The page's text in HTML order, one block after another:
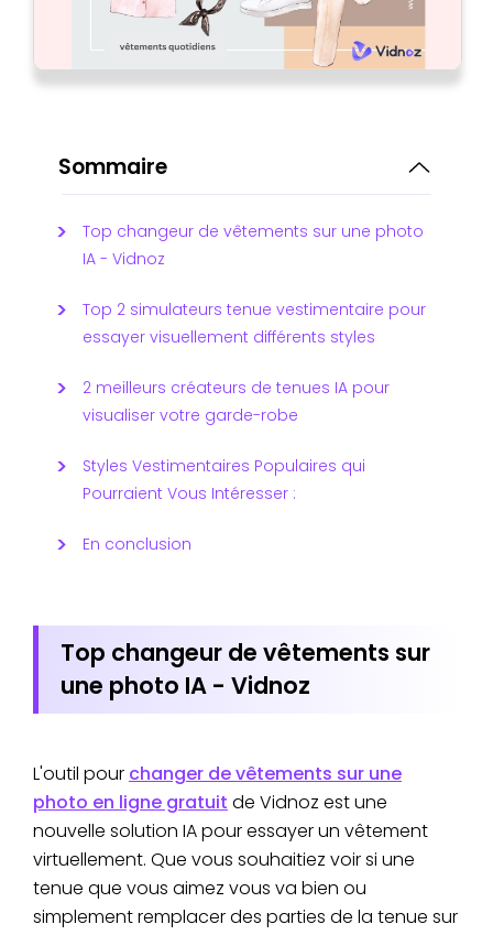
Sommaire
Top changeur de vêtements sur une photo
IA - Vidnoz
Top 2 simulateurs tenue vestimentaire pour
essayer visuellement différents styles
2 meilleurs créateurs de tenues IA pour
visualiser votre garde-robe
Styles Vestimentaires Populaires qui
Pourraient Vous Intéresser :
En conclusion
Top changeur de vêtements sur
une photo IA - Vidnoz
L'outil pour changer de vêtements sur une
photo en ligne gratuit de Vidnoz est une
nouvelle solution IA pour essayer un vêtement
virtuellement. Que vous souhaitiez voir si une
tenue que vous aimez vous va bien ou
simplement remplacer des parties de la tenue sur